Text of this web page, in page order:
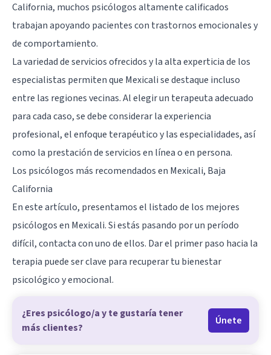
California, muchos psicólogos altamente calificados
trabajan apoyando pacientes con trastornos emocionales y
de comportamiento.
La variedad de servicios ofrecidos y la alta experticia de los
especialistas permiten que Mexicali se destaque incluso
entre las regiones vecinas. Al elegir un terapeuta adecuado
para cada caso, se debe considerar la experiencia
profesional, el enfoque terapéutico y las especialidades, así
como la prestación de servicios en línea o en persona.
Los psicólogos más recomendados en Mexicali, Baja
California
En este artículo, presentamos el listado de los mejores
psicólogos en Mexicali. Si estás pasando por un período
difícil, contacta con uno de ellos. Dar el primer paso hacia la
terapia puede ser clave para recuperar tu bienestar
psicológico y emocional.
¿Eres psicólogo/a y te gustaría tener
más clientes?
Únete